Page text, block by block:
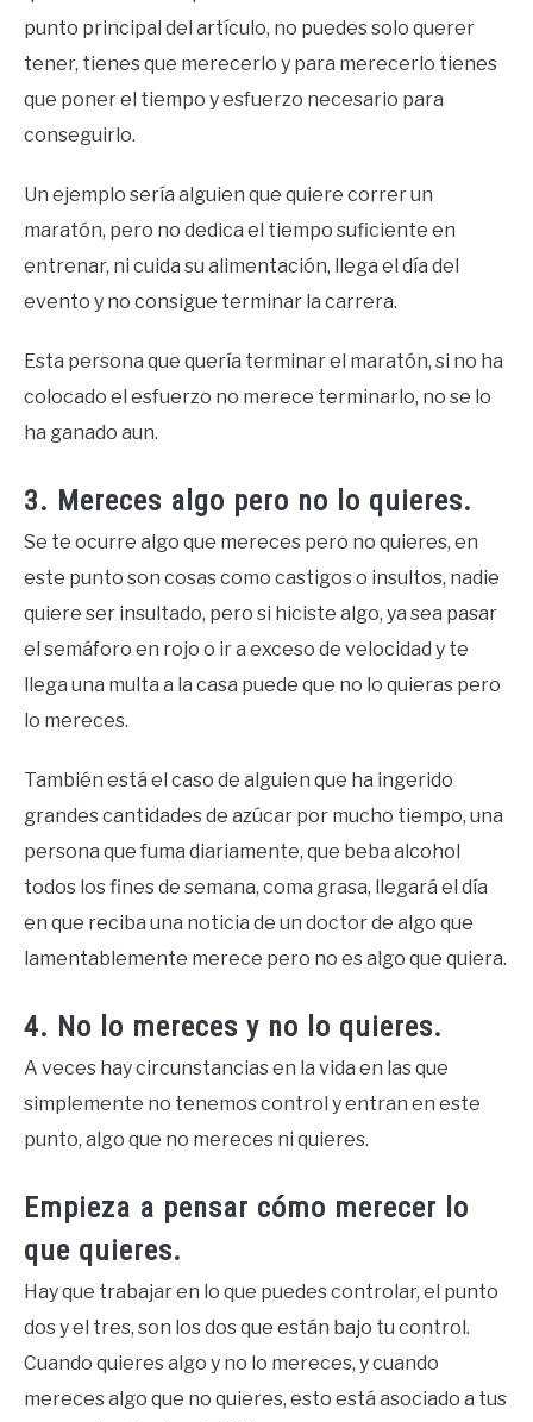
punto principal del artículo, no puedes solo querer
tener, tienes que merecerlo y para merecerlo tienes
que poner el tiempo y esfuerzo necesario para
conseguirlo.
Un ejemplo sería alguien que quiere correr un
maratón, pero no dedica el tiempo suficiente en
entrenar, ni cuida su alimentación, llega el día del
evento y no consigue terminar la carrera.
Esta persona que quería terminar el maratón, si no ha
colocado el esfuerzo no merece terminarlo, no se lo
ha ganado aun.
3. Mereces algo pero no lo quieres.
Se te ocurre algo que mereces pero no quieres, en
este punto son cosas como castigos o insultos, nadie
quiere ser insultado, pero si hiciste algo, ya sea pasar
el semáforo en rojo o ir a exceso de velocidad y te
llega una multa a la casa puede que no lo quieras pero
lo mereces.
También está el caso de alguien que ha ingerido
grandes cantidades de azúcar por mucho tiempo, una
persona que fuma diariamente, que beba alcohol
todos los fines de semana, coma grasa, llegará el día
en que reciba una noticia de un doctor de algo que
lamentablemente merece pero no es algo que quiera.
4. No lo mereces y no lo quieres.
A veces hay circunstancias en la vida en las que
simplemente no tenemos control y entran en este
punto, algo que no mereces ni quieres.
Empieza a pensar cómo merecer lo
que quieres.
Hay que trabajar en lo que puedes controlar, el punto
dos y el tres, son los dos que están bajo tu control.
Cuando quieres algo y no lo mereces, y cuando
mereces algo que no quieres, esto está asociado a tus